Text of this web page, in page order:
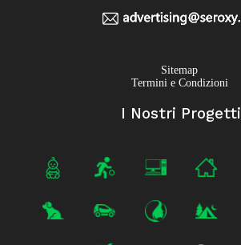
Sitemap
Termini e Condizioni
I Nostri Progetti